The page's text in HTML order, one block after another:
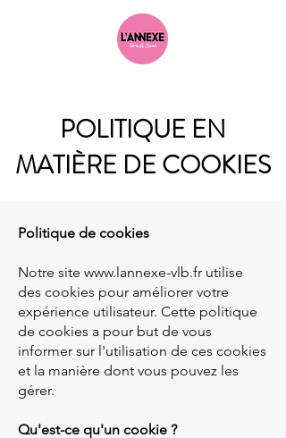
POLITIQUE EN
MATIÈRE DE COOKIES
Politique de cookies
Notre site www.lannexe-vlb.fr utilise
des cookies pour améliorer votre
expérience utilisateur. Cette politique
de cookies a pour but de vous
informer sur l'utilisation de ces cookies
et la manière dont vous pouvez les
gérer.
Qu'est-ce qu'un cookie ?